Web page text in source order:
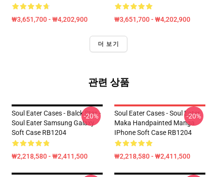
₩3,651,700 - ₩4,202,900 ₩3,651,700 - ₩4,202,900
더 보기
관련 상품
Soul Eater Cases - Balck Star -
Soul Eater Samsung Galaxy
Soft Case RB1204
₩2,218,580 - ₩2,411,500
-20%
Soul Eater Cases - Soul Eater
Maka Handpainted Manga
IPhone Soft Case RB1204
₩2,218,580 - ₩2,411,500
-20%